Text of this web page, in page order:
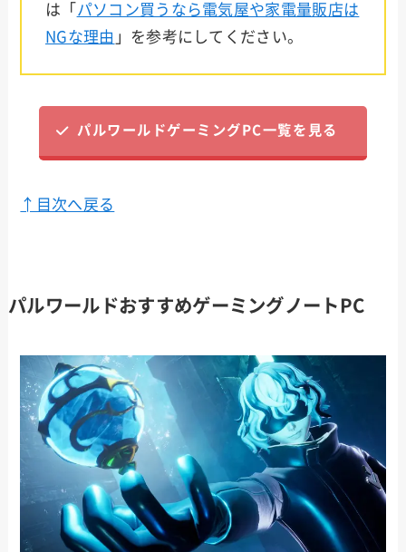
は「 パソコン買うなら電気屋や家電量販店は
NGな理由 」を参考にしてください。
パルワールドゲーミングPC一覧を見る
↑目次へ戻る
パルワールドおすすめゲーミングノートPC